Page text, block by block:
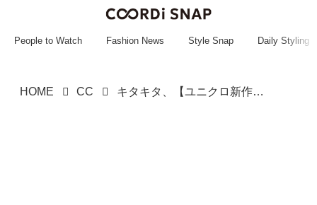
~~~~~~~~~~~
People to Watch Fashion News Style Snap Daily Styling
HOME CC キタキタ、【ユニクロ新作】！！ 夏にヘビロテしたい♡「最旬こなれアイテム」